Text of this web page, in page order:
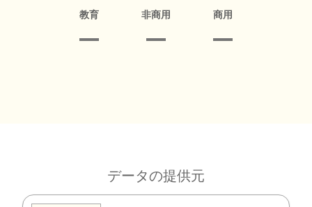
教育 非商用 商用
データの提供元